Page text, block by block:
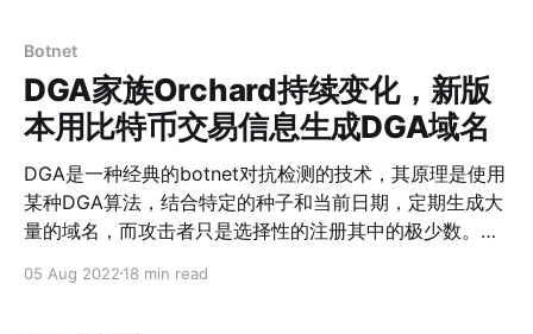
Botnet
DGA家族Orchard持续变化，新版
本用比特币交易信息生成DGA域名
DGA是一种经典的botnet对抗检测的技术，其原理是使用
某种DGA算法，结合特定的种子和当前日期，定期生成大
量的域名，而攻击者只是选择性的注册其中的极少数。对
册，因而防御难度极大。 360 netlab长期专注于botnet
05 Aug 2022 18 min read